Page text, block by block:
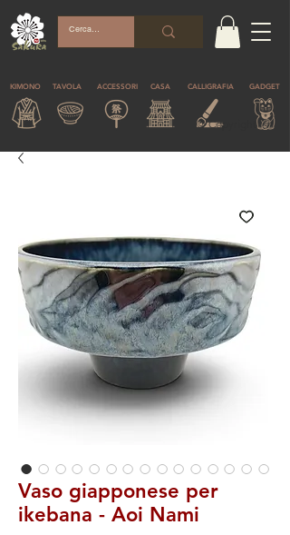
KIMONO TAVOLA ACCESSORI CASA CALLIGRAFIA GADGET
© Copyright
Vaso giapponese per
ikebana - Aoi Nami